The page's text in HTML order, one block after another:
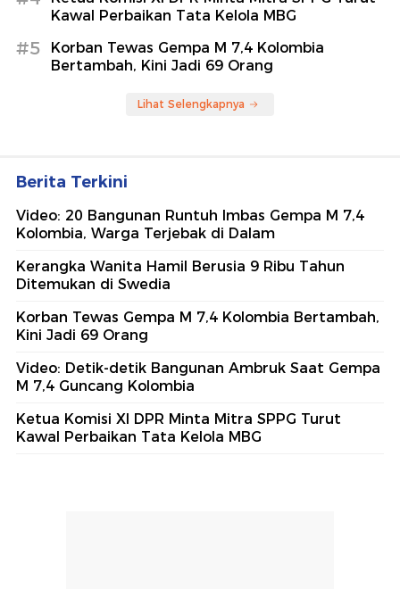
Kawal Perbaikan Tata Kelola MBG
#5
Korban Tewas Gempa M 7,4 Kolombia
Bertambah, Kini Jadi 69 Orang
Lihat Selengkapnya
Berita Terkini
Video: 20 Bangunan Runtuh Imbas Gempa M 7,4
Kolombia, Warga Terjebak di Dalam
Kerangka Wanita Hamil Berusia 9 Ribu Tahun
Ditemukan di Swedia
Korban Tewas Gempa M 7,4 Kolombia Bertambah,
Kini Jadi 69 Orang
Video: Detik-detik Bangunan Ambruk Saat Gempa
M 7,4 Guncang Kolombia
Ketua Komisi XI DPR Minta Mitra SPPG Turut
Kawal Perbaikan Tata Kelola MBG